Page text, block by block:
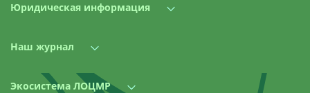
Юридическая информация
Наш журнал
Экосистема ЛОЦМР